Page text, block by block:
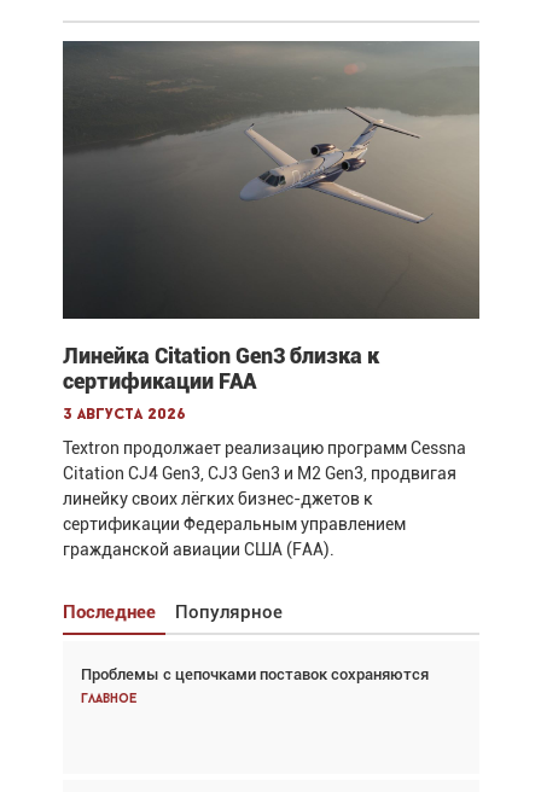
Линейка Citation Gen3 близка к
сертификации FAA
3 августа 2026
Textron продолжает реализацию программ Cessna
Citation CJ4 Gen3, CJ3 Gen3 и M2 Gen3, продвигая
линейку своих лёгких бизнес-джетов к
сертификации Федеральным управлением
гражданской авиации США (FAA).
Последнее Популярное
Проблемы с цепочками поставок сохраняются
Главное
Взгляд с высоты: тандем вертолётов и БПЛА в
спасательных операциях